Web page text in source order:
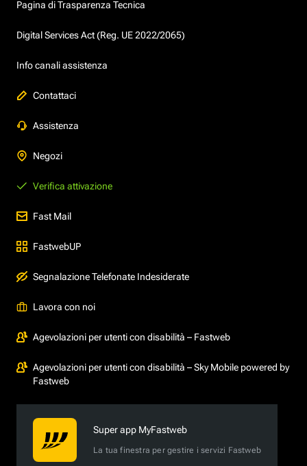
Pagina di Trasparenza Tecnica
Digital Services Act (Reg. UE 2022/2065)
Info canali assistenza
Contattaci
Assistenza
Negozi
Verifica attivazione
Fast Mail
FastwebUP
Segnalazione Telefonate Indesiderate
Lavora con noi
Agevolazioni per utenti con disabilità – Fastweb
Agevolazioni per utenti con disabilità – Sky Mobile powered by
Fastweb
Super app MyFastweb
La tua finestra per gestire i servizi Fastweb